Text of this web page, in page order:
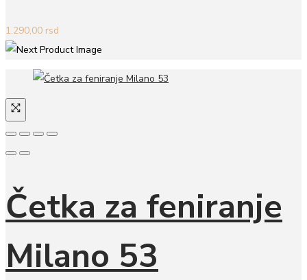
1.290,00 rsd
Četka za feniranje
Milano 53